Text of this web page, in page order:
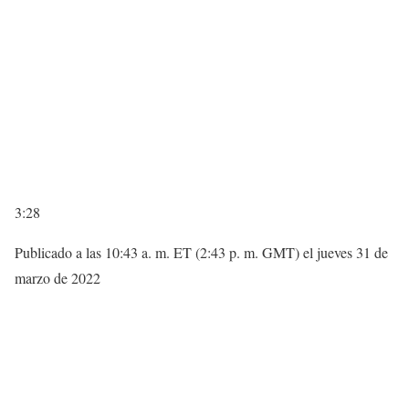
3:28
Publicado a las 10:43 a. m. ET (2:43 p. m. GMT) el jueves 31 de
marzo de 2022